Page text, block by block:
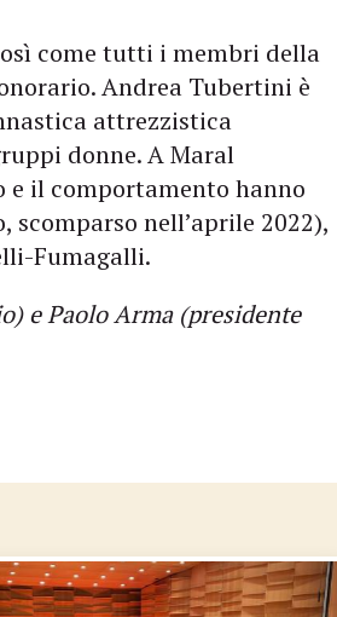
come tutti i membri della
Andrea Tubertini è
attrezzistica
donne. A Maral
e il comportamento hanno
nell’aprile 2022),
Fumagalli.
e Paolo Arma (presidente